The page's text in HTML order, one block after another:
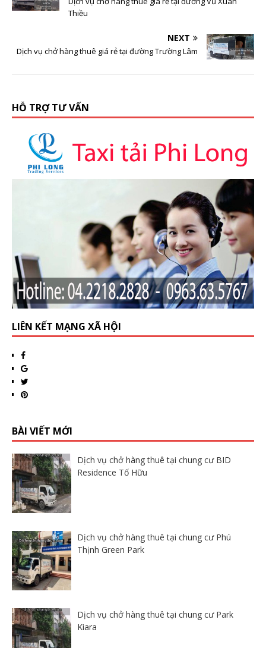
Thiều
NEXT
Dịch vụ chở hàng thuê giá rẻ tại đường Trường Lâm
HỖ TRỢ TƯ VẤN
LIÊN KẾT MẠNG XÃ HỘI
BÀI VIẾT MỚI
Dịch vụ chở hàng thuê tại chung cư BID
Residence Tố Hữu
Dịch vụ chở hàng thuê tại chung cư Phú
Thịnh Green Park
Dịch vụ chở hàng thuê tại chung cư Park
Kiara